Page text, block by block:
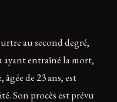
au second degré,
ayant entraîné la mort,
de 23 ans, est
Son procès est prévu